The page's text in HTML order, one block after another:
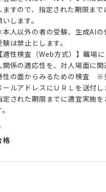
ますので、指定された期限ま
いします。
人以外の者の受験、生成AIの
験は禁止とします。
【適性検査（Web方式）】職場
関係の適応性を、対人場面に
性の面からみるための検査 ※
ールアドレスにＵＲＬを送付し
定された期限までに適宜実施を
格